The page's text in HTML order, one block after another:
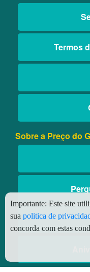
Termos
Sobre a Preço do
Importante: Este site
sua politica de
concorda com estas